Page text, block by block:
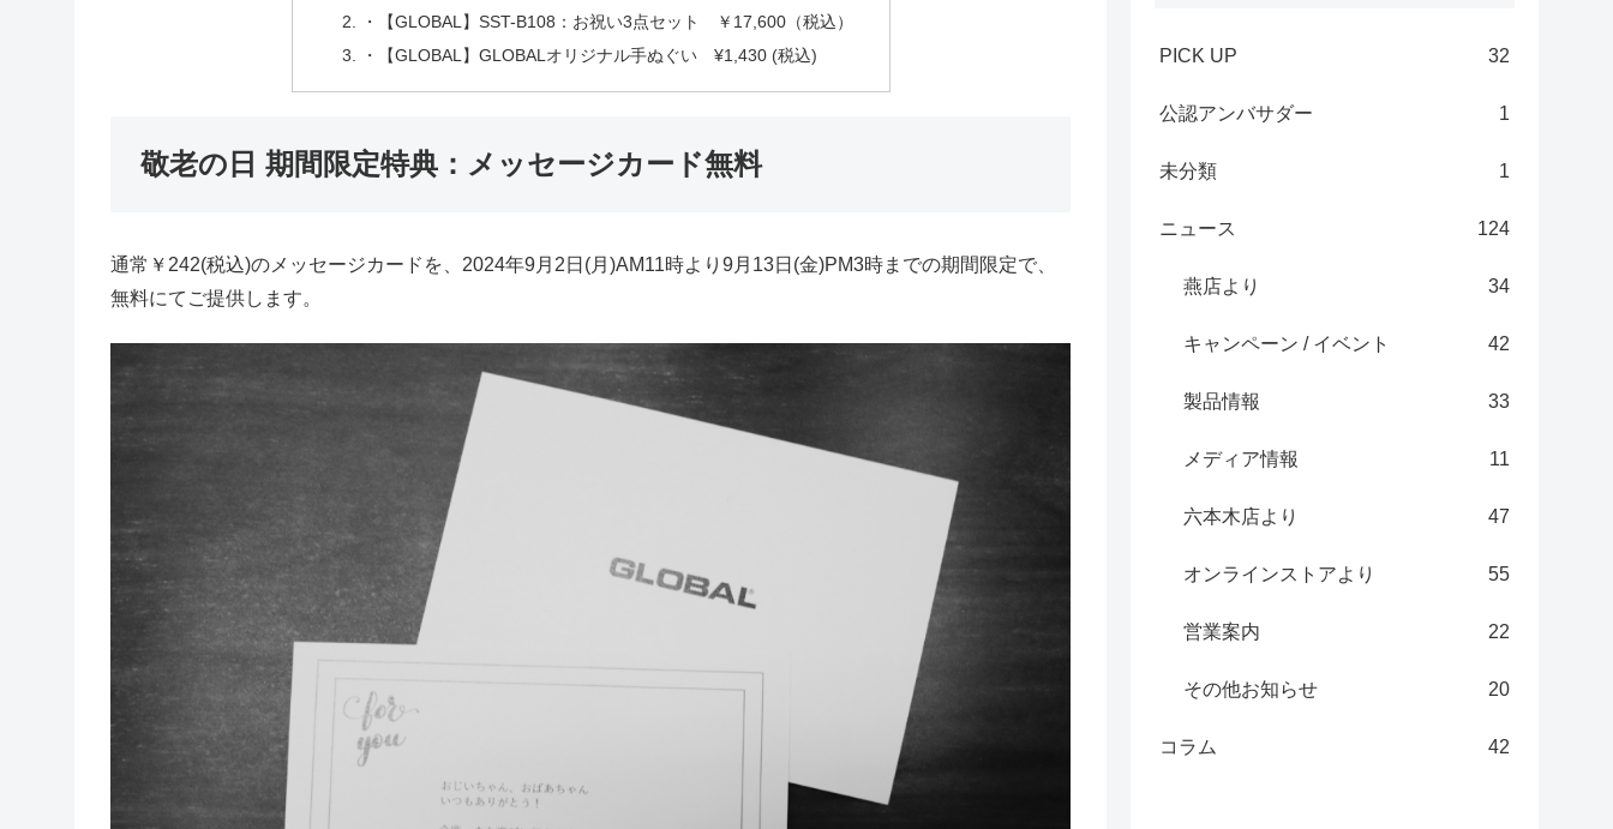
・【GLOBAL】SST-B108：お祝い3点セット ￥17,600（税込）
・【GLOBAL】GLOBALオリジナル手ぬぐい ¥1,430 (税込)
敬老の日 期間限定特典：メッセージカード無料
通常￥242(税込)のメッセージカードを、2024年9月2日(月)AM11時より9月13日(金)PM3時までの期間限定で、
無料にてご提供します。
PICK UP 32
公認アンバサダー 1
未分類 1
ニュース 124
燕店より 34
キャンペーン / イベント 42
製品情報 33
メディア情報 11
六本木店より 47
オンラインストアより 55
営業案内 22
その他お知らせ 20
コラム 42